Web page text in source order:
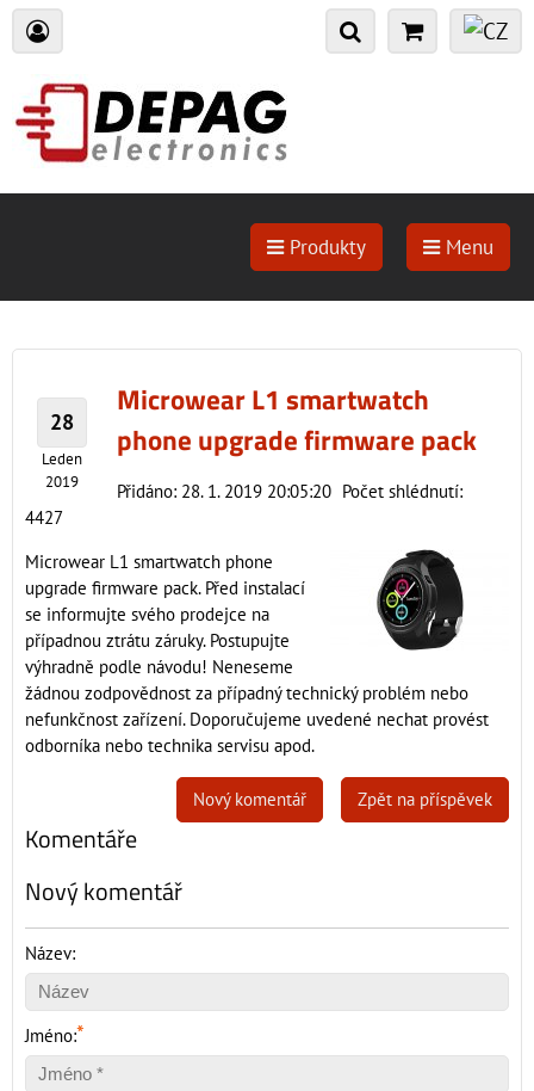
Produkty Menu
28
Leden
2019
Microwear L1 smartwatch
phone upgrade firmware pack
Přidáno: 28. 1. 2019 20:05:20 Počet shlédnutí:
4427
Microwear L1 smartwatch phone
upgrade firmware pack. Před instalací
se informujte svého prodejce na
případnou ztrátu záruky. Postupujte
výhradně podle návodu! Neneseme
žádnou zodpovědnost za případný technický problém nebo
nefunkčnost zařízení. Doporučujeme uvedené nechat provést
odborníka nebo technika servisu apod.
Zpět na příspěvek
Nový komentář
Komentáře
Nový komentář
Název:
Jméno:*